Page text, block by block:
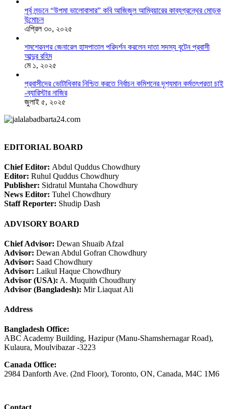
পূর্ব লন্ডনে “উপমা ভালোবাসার” কবি আজিজুল আম্বিয়ারের কাব্যগ্রন্থের মোড়ক
উন্মোচন
এপ্রিল ৩০, ২০২৫
শমশেরনগর জেনারেল হাসপাতাল পরিদর্শন করলেন দাতা সদস্য বৃটেন প্রবাসী
আব্দুর রহিম
মে ১, ২০২৫
প্রবাসীদের ভোটাধিকার নিশ্চিত করতে নির্বাচন কমিশনের দৃশ‍্যমান কর্মতৎপরতা চাই
-ব্যারিস্টার নাজির
জুলাই ৫, ২০২৫
EDITORIAL BOARD
Chief Editor: Abdul Quddus Chowdhury
Editor: Ruhul Quddus Chowdhury
Publisher: Sidratul Muntaha Chowdhury
News Editor: Tuhel Chowdhury
Staff Reporter: Shudip Dash
ADVISORY BOARD
Chief Advisor: Dewan Shuaib Afzal
Advisor: Dewan Abdul Gofran Chowdhury
Advisor: Saad Chowdhury
Advisor: Laikul Haque Chowdhury
Advisor (USA): A. Muquith Choudhury
Advisor (Bangladesh): Mir Liaquat Ali
Address
Bangladesh Office:
ABC Academy Building, Hazipur (Manu-Shamshernagar Road),
Kulaura, Moulvibazar -3223
Canada Office:
2984 Danforth Ave. (2nd Floor), Toronto, ON, Canada, M4C 1M6
Contact